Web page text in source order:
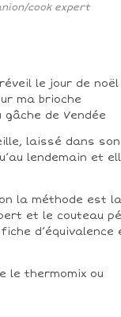
cook expert
le jour de
ma brioche
gâche de Vendée
laissé dans son
lendemain et
la méthode est la
et le couteau
d’équivalence
le thermomix ou